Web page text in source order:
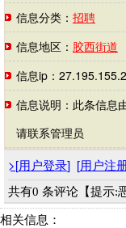
信息分类： 招聘
信息地区： 胶西街道
信息ip：
信息说明：此条信息
请联系管理员
>[用户登录] [用户注
共有0 条评论【提示:
相关信息：